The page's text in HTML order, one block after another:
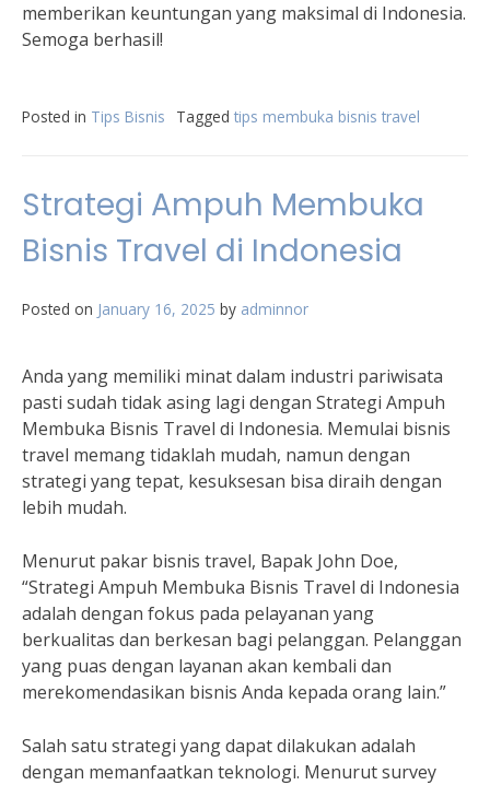
memberikan keuntungan yang maksimal di Indonesia.
Semoga berhasil!
Posted in Tips Bisnis Tagged tips membuka bisnis travel
Strategi Ampuh Membuka
Bisnis Travel di Indonesia
Posted on January 16, 2025 by adminnor
Anda yang memiliki minat dalam industri pariwisata
pasti sudah tidak asing lagi dengan Strategi Ampuh
Membuka Bisnis Travel di Indonesia. Memulai bisnis
travel memang tidaklah mudah, namun dengan
strategi yang tepat, kesuksesan bisa diraih dengan
lebih mudah.
Menurut pakar bisnis travel, Bapak John Doe,
“Strategi Ampuh Membuka Bisnis Travel di Indonesia
adalah dengan fokus pada pelayanan yang
berkualitas dan berkesan bagi pelanggan. Pelanggan
yang puas dengan layanan akan kembali dan
merekomendasikan bisnis Anda kepada orang lain.”
Salah satu strategi yang dapat dilakukan adalah
dengan memanfaatkan teknologi. Menurut survey